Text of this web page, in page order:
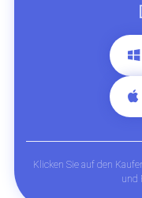
Klicken Sie auf den
und